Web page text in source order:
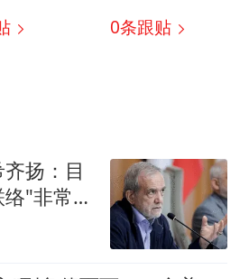
0条跟贴
扬：目
"非常困